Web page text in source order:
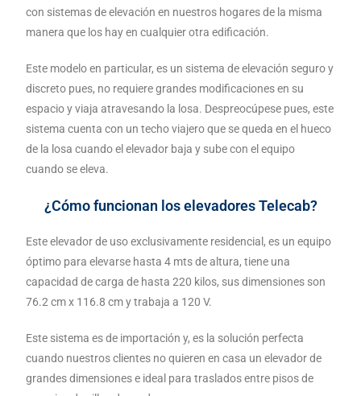
con sistemas de elevación en nuestros hogares de la misma
manera que los hay en cualquier otra edificación.
Este modelo en particular, es un sistema de elevación seguro y
discreto pues, no requiere grandes modificaciones en su
espacio y viaja atravesando la losa. Despreocúpese pues, este
sistema cuenta con un techo viajero que se queda en el hueco
de la losa cuando el elevador baja y sube con el equipo
cuando se eleva.
¿Cómo funcionan los elevadores Telecab?
Este elevador de uso exclusivamente residencial, es un equipo
óptimo para elevarse hasta 4 mts de altura, tiene una
capacidad de carga de hasta 220 kilos, sus dimensiones son
76.2 cm x 116.8 cm y trabaja a 120 V.
Este sistema es de importación y, es la solución perfecta
cuando nuestros clientes no quieren en casa un elevador de
grandes dimensiones e ideal para traslados entre pisos de